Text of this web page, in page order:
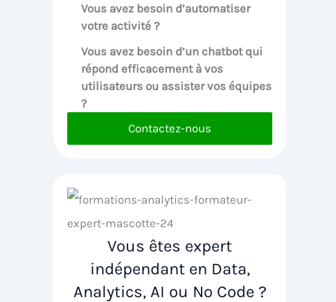
Vous avez besoin d’automatiser
votre activité ?
Vous avez besoin d’un chatbot qui
répond efficacement à vos
utilisateurs ou assister vos équipes
?
Contactez-nous
Vous êtes expert
indépendant en Data,
Analytics, AI ou No Code ?